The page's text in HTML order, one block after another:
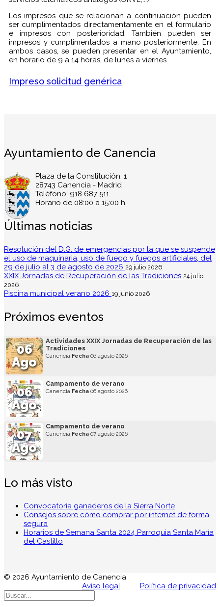
Los impresos que se relacionan a continuación pueden
ser cumplimentados directamentamente en el formulario
e impresos con posterioridad. También pueden ser
impresos y cumplimentados a mano posteriormente. En
ambos casos, se pueden presentar en el Ayuntamiento,
en horario de 9 a 14 horas, de lunes a viernes.
Impreso solicitud genérica
Ayuntamiento de Canencia
Plaza de la Constitución, 1
28743 Canencia - Madrid
Teléfono: 918 687 511
Horario de 08:00 a 15:00 h.
Últimas noticias
Resolución del D.G. de emergencias por la que se suspende
el uso de maquinaria, uso de fuego y fuegos artificiales, del
29 de julio al 3 de agosto de 2026 29 julio 2026
XXIX Jornadas de Recuperación de las Tradiciones 24 julio
2026
Piscina municipal verano 2026 19 junio 2026
Próximos eventos
06
Ago
Actividades XXIX Jornadas de Recuperación de las
Tradiciones
Canencia Fecha 06 agosto 2026
06
Ago
Campamento de verano
Canencia Fecha 06 agosto 2026
07
Ago
Campamento de verano
Canencia Fecha 07 agosto 2026
Lo más visto
Convocatoria ganaderos de la Sierra Norte
Consejos sobre cómo comprar por internet de forma
segura
Horarios de Semana Santa 2024 Parroquia Santa María
del Castillo
© 2026 Ayuntamiento de Canencia
Aviso legal
Política de privacidad